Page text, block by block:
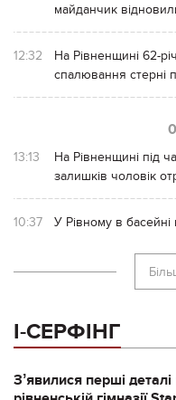
майданчик
12:32
На Рівненщині 62-
спалювання стерні
13:13
На Рівненщині під
залишків чоловік
10:37 У Рівному в
І-СЕРФІНГ
Зʼявилися перші